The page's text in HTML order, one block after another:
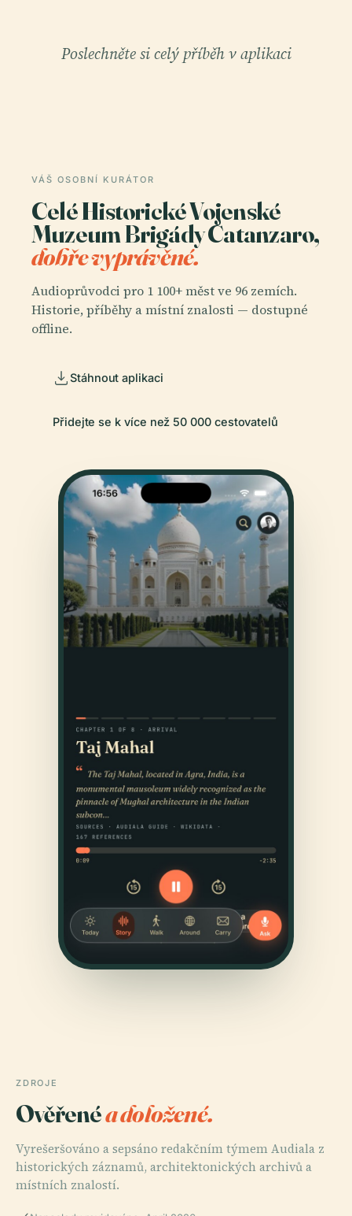
Poslechněte si celý příběh v aplikaci
VÁŠ OSOBNÍ KURÁTOR
Celé Historické Vojenské
Muzeum Brigády Catanzaro,
dobře vyprávěné.
Audioprůvodci pro 1 100+ měst ve 96 zemích.
Historie, příběhy a místní znalosti — dostupné
offline.
Stáhnout aplikaci
Přidejte se k více než 50 000 cestovatelů
ZDROJE
Ověřenéa doložené.
Vyrešeršováno a sepsáno redakčním týmem Audiala z
historických záznamů, architektonických archivů a
místních znalostí.